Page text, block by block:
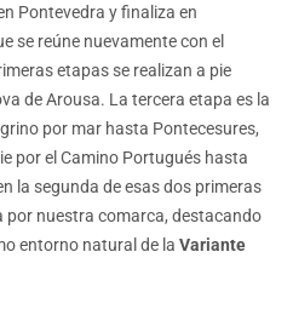
Pontevedra y finaliza en
se reúne nuevamente con el
etapas se realizan a pie
de Arousa. La tercera etapa es la
por mar hasta Pontecesures,
por el Camino Portugués hasta
la segunda de esas dos primeras
por nuestra comarca, destacando
entorno natural de la Variante